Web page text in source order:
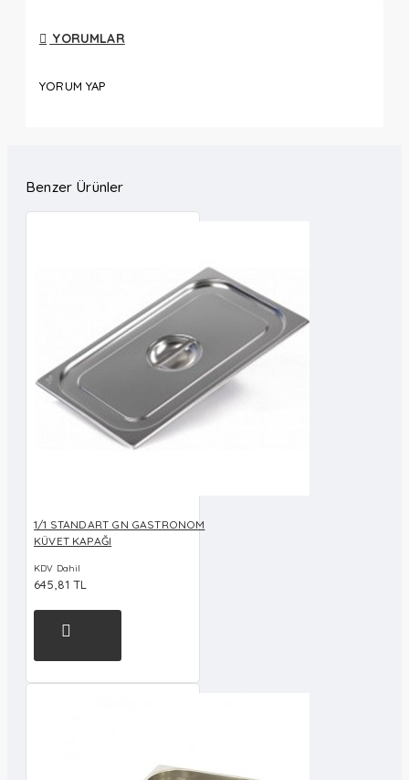
YORUMLAR
YORUM YAP
Benzer Ürünler
1/1 STANDART GN GASTRONOM
KÜVET KAPAĞI
KDV Dahil
645,81 TL